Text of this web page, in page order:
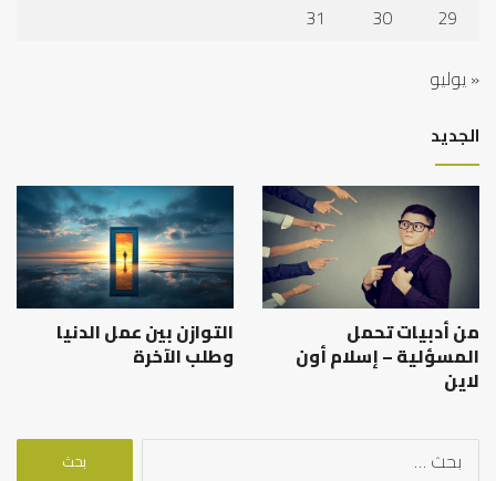
29
30
31
« يوليو
الجديد
من أدبيات تحمل
المسؤلية – إسلام أون
لاين
التوازن بين عمل الدنيا
وطلب الآخرة
البحث